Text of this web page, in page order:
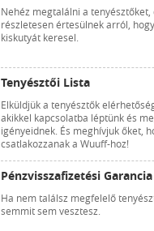
Nehéz megtalálni a tenyésztőket,
részletesen értesülnek arról,
kiskutyát keresel.
Tenyésztői Lista
Elküldjük a tenyésztők
akikkel kapcsolatba léptünk és
igényeidnek. És meghívjuk őket,
csatlakozzanak a Wuuff-hoz!
Pénzvisszafizetési Garancia
Ha nem találsz megfelelő
semmit sem vesztesz.